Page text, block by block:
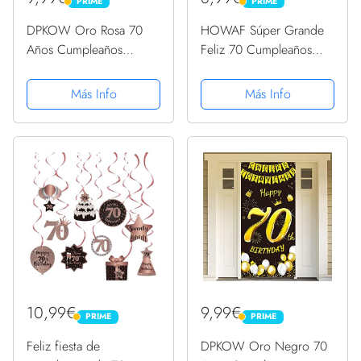
PRIME
DPKOW Oro Rosa 70
Años Cumpleaños
Oro Rosa Pancarta para
Mujer 70 Cumpleaños
Puerta Fondo
70 Años Cumpleaños...
Más Info
PRIME
HOWAF Súper Grande
Feliz 70 Cumpleaños
Cumpleaños Decoración
Negro y Oro, 70
Cumpleaños Foto Prop
para Jardín...
Más Info
10,99€ PRIME
PRIME
Feliz fiesta de
9,99€ PRIME
PRIME
DPKOW Oro Negro 70